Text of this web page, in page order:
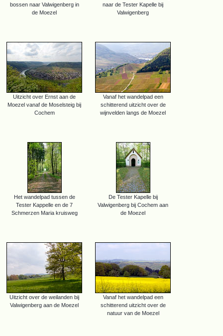
bossen naar Valwigenberg in
de Moezel
naar de Tester Kapelle bij
Valwigenberg
Uitzicht over Ernst aan de
Moezel vanaf de Moselsteig bij
Cochem
Vanaf het wandelpad een
schitterend uitzicht over de
wijnvelden langs de Moezel
Het wandelpad tussen de
Tester Kappelle en de 7
Schmerzen Maria kruisweg
De Tester Kapelle bij
Valwigenberg bij Cochem aan
de Moezel
Uitzicht over de weilanden bij
Valwigenberg aan de Moezel
Vanaf het wandelpad een
schitterend uitzicht over de
natuur van de Moezel